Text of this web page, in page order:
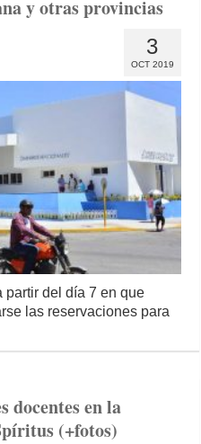
y otras provincias
3
OCT 2019
partir del día 7 en que
las reservaciones para
docentes en la
(+fotos)